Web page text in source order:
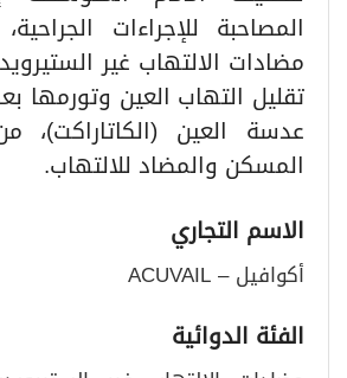
المصاحبة للإجراءات
مضادات الالتهاب غير
تقليل التهاب العين وتورمها
عدسة العين (الكاتاراكت)،
المسكن والمضاد للالتهاب.
الاسم التجاري
أكوافيل – ACUVAIL
الفئة الدوائية